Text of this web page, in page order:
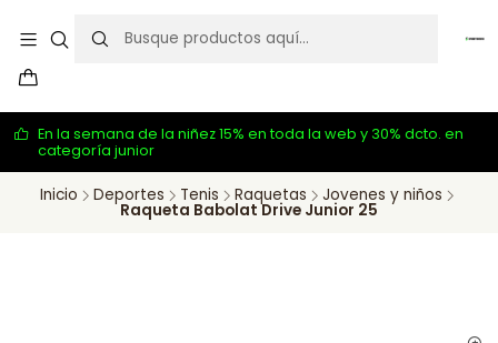
En la semana de la niñez 15% en toda la web y 30% dcto. en
categoría junior
Inicio Deportes Tenis Raquetas Jovenes y niños
Raqueta Babolat Drive Junior 25